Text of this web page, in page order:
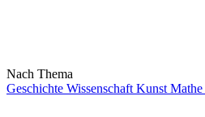
Nach Thema
Geschichte Wissenschaft Kunst Mathe